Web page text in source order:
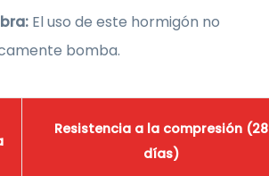
El uso de este hormigón no
bomba.
Resistencia a la compresión (28
días)